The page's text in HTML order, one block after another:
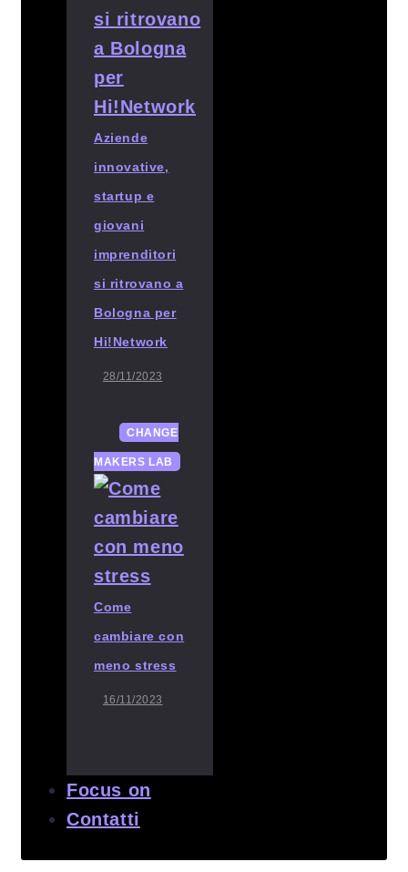
Aziende
innovative,
startup e
giovani
imprenditori
si ritrovano a
Bologna per
Hi!Network
28/11/2023
CHANGE
MAKERS LAB
Come
cambiare con
meno stress
16/11/2023
Focus on
Contatti